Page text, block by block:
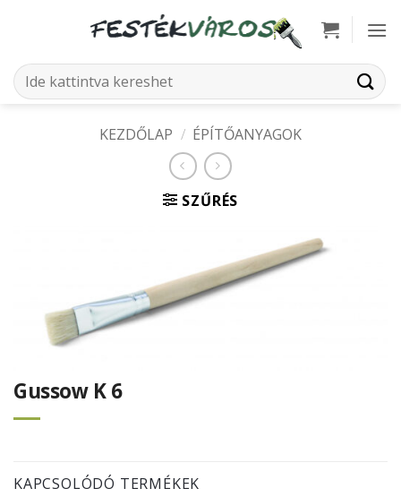
Keresés
a
KEZDŐLAP / ÉPÍTŐANYAGOK
SZŰRÉS
Gussow K 6
KAPCSOLÓDÓ TERMÉKEK